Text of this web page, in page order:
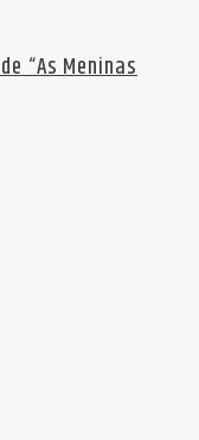
“As Meninas